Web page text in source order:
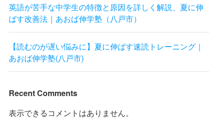
英語が苦手な中学生の特徴と原因を詳しく解説、夏に伸
ばす改善法｜あおば伸学塾（八戸市）
【読むのが遅い悩みに】夏に伸ばす速読トレーニング｜
あおば伸学塾(八戸市)
Recent Comments
表示できるコメントはありません。